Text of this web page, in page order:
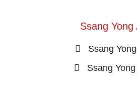
Ssang Yong
Ssang
Ssang